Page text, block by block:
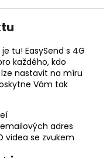
tu! EasySend s 4G
každého, kdo
nastavit na míru
Vám tak
adres
videa se zvukem